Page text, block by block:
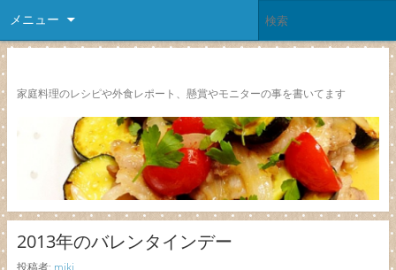
メニュー
家庭料理のレシピや外食レポート、懸賞やモニターの事を書いてます
2013年のバレンタインデー
投稿者: miki